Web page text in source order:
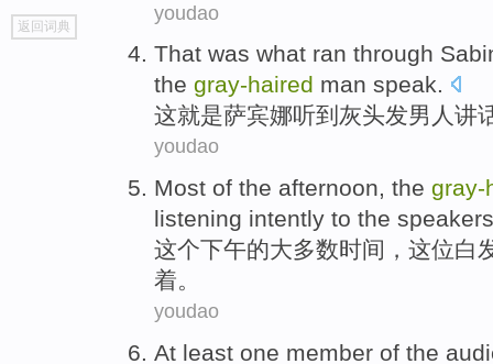
go
top
返回词典
youdao
That was what ran through
the gray-haired man speak.
这就是萨宾娜听到 灰头发男人 讲
youdao
Most of the afternoon, the gray-
listening intently to the
这个下午的大多数时间， 这位白
着。
youdao
At least one member of the